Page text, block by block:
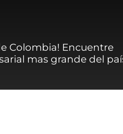
Colombia! Encuentre
mas grande del